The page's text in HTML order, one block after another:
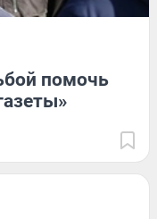
помочь